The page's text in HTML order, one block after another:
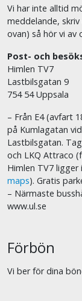
Vi har inte alltid
meddelande,
ovan) så hör vi av
Post- och
Himlen TV7
Lastbilsgatan 9
754 54 Uppsala
– Från E4 (avfart
på Kumlagatan
Lastbilsgatan.
och LKQ Attraco
Himlen TV7
maps). Gratis
– Närmaste
www.ul.se
Förbön
Vi ber för dina